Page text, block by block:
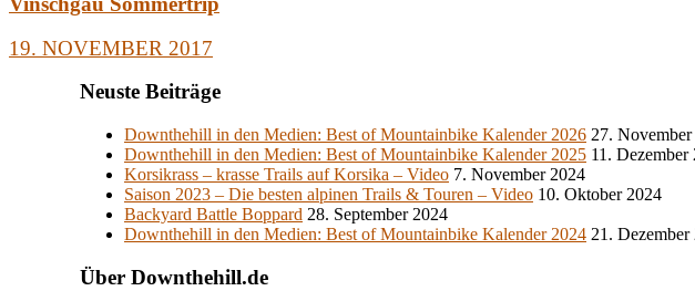
19. NOVEMBER 2017
Neuste Beiträge
Downthehill in den Medien: Best of Mountainbike Kalender 2026 27.
Downthehill in den Medien: Best of Mountainbike Kalender 2025 11. Dezember
Korsikrass – krasse Trails auf Korsika – Video 7. November 2024
Saison 2023 – Die besten alpinen Trails & Touren – Video 10. Oktober 2024
Backyard Battle Boppard 28. September 2024
Downthehill in den Medien: Best of Mountainbike Kalender 2024 21. Dezember
Über Downthehill.de